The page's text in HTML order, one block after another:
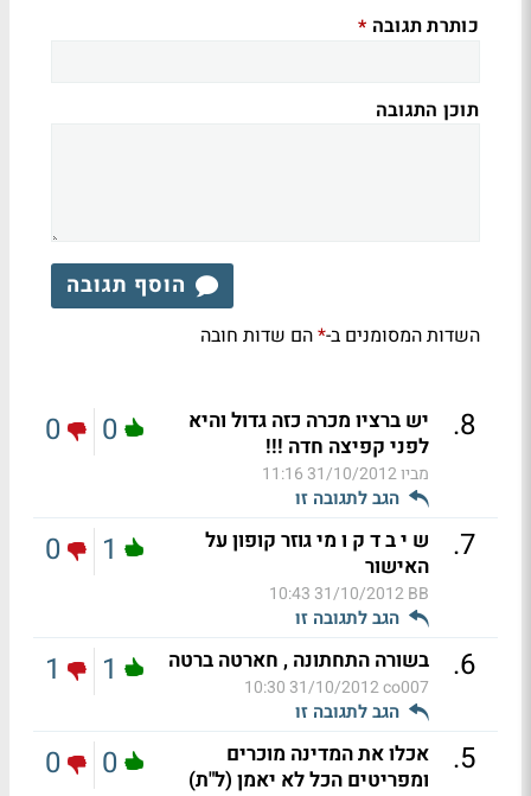
כותרת תגובה *
תוכן התגובה
הוסף תגובה
השדות המסומנים ב-*הם שדות חובה
8
.
יש ברציו מכרה כזה גדול והיא
לפני קפיצה חדה !!!
מביו31/10/2012 11:16
הגב לתגובה זו
0
0
7
.
ש י ב ד ק ו מי גוזר קופון על
האישור
BB
31/10/2012 10:43
הגב לתגובה זו
1
0
6
. בשורה התחתונה , חארטה ברטה
co007
31/10/2012 10:30
הגב לתגובה זו
1
1
5
.
אכלו את המדינה מוכרים
ומפריטים הכל לא יאמן (ל"ת)
0
0